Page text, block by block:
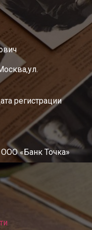
регистрации
«Банк Точка»